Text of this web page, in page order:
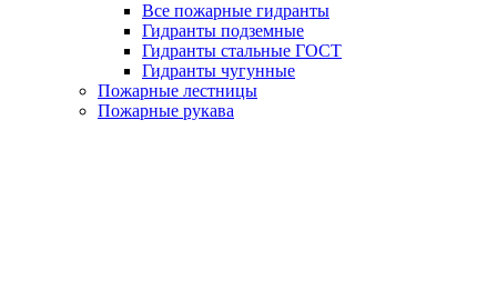
Все пожарные гидранты
Гидранты подземные
Гидранты стальные ГОСТ
Гидранты чугунные
Пожарные лестницы
Пожарные рукава